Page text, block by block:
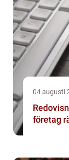
04 augusti
företag